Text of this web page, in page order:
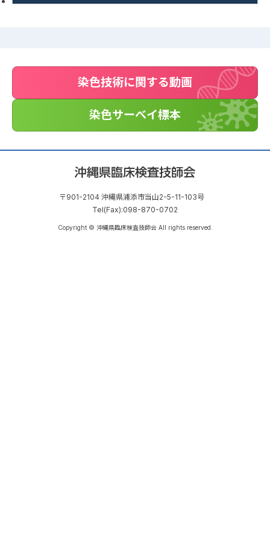
染色技術に関する動画
染色サーベイ標本
〒901-2104 沖縄県浦添市当山2-5-11-103号
Tel(Fax):098-870-0702
Copyright © 沖縄県臨床検査技師会 All rights reserved.